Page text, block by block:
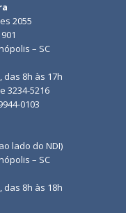
2055
– SC
das 8h às 17h
3234-5216
0103
lado do NDI)
– SC
das 8h às 18h